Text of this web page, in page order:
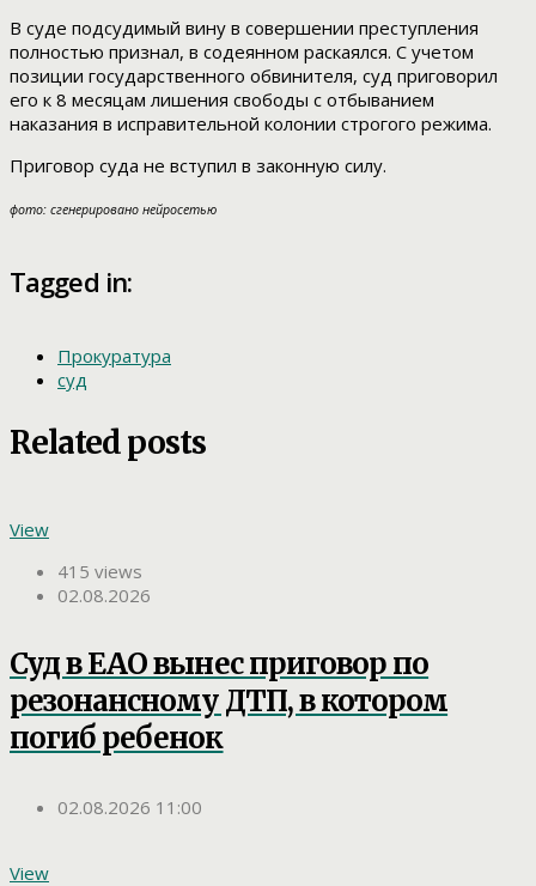
В суде подсудимый вину в совершении преступления
полностью признал, в содеянном раскаялся. С учетом
позиции государственного обвинителя, суд приговорил
его к 8 месяцам лишения свободы с отбыванием
наказания в исправительной колонии строгого режима.
Приговор суда не вступил в законную силу.
фото: сгенерировано нейросетью
Tagged in:
Прокуратура
суд
Related posts
View
415 views
02.08.2026
Суд в ЕАО вынес приговор по
резонансному ДТП, в котором
погиб ребенок
02.08.2026 11:00
View